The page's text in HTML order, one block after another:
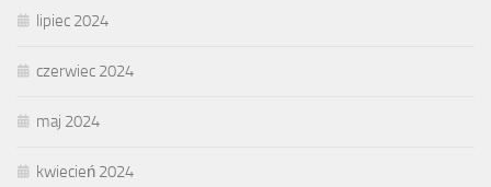
lipiec 2024
czerwiec 2024
maj 2024
kwiecień 2024